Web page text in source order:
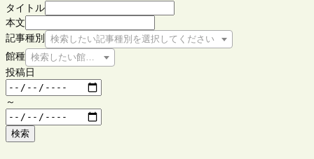
タイトル
本文
記事種別
検索したい記事種別を選択してください
館種 検索したい館種を選択してください
投稿日
～
検索